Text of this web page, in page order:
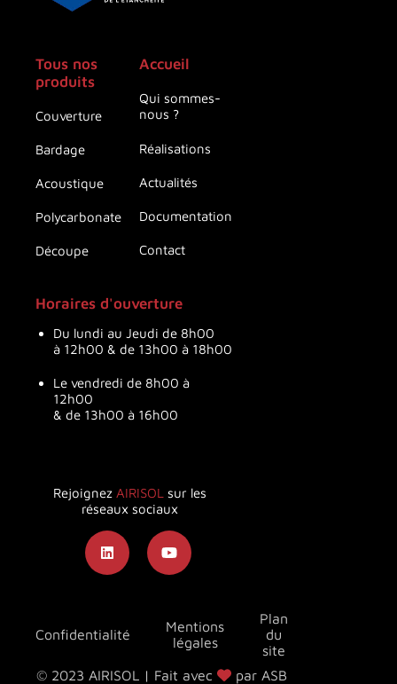
Tous nos
produits
Couverture
Bardage
Acoustique
Polycarbonate
Découpe
Accueil
Qui sommes-
nous ?
Réalisations
Actualités
Documentation
Contact
Horaires d'ouverture
Du lundi au Jeudi de 8h00
à 12h00 & de 13h00 à 18h00
Le vendredi de 8h00 à
12h00
& de 13h00 à 16h00
Confidentialité
Mentions
légales
Plan
du
site
© 2023 AIRISOL | Fait avec
par ASB
Rejoignez AIRISOL sur les
réseaux sociaux